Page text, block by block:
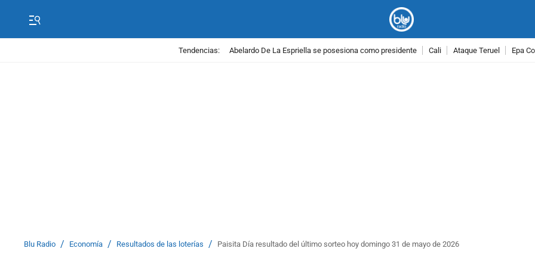
Tendencias: Abelardo De La Espriella se posesiona como presidente Cali Ataque Teruel Epa
Blu Radio / Economía / Resultados de las loterías / Paisita Día resultado del último sorteo hoy domingo 31 de mayo de 2026